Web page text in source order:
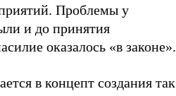
Проблемы у
и до принятия
оказалось «в законе».
в концепт создания так